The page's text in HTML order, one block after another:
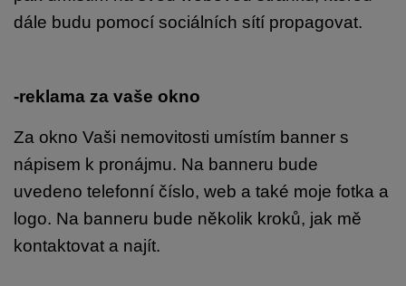
dále budu pomocí sociálních sítí propagovat.
-reklama za vaše okno
Za okno Vaši nemovitosti umístím banner s
nápisem k pronájmu. Na banneru bude
uvedeno telefonní číslo, web a také moje fotka a
logo. Na banneru bude několik kroků, jak mě
kontaktovat a najít.